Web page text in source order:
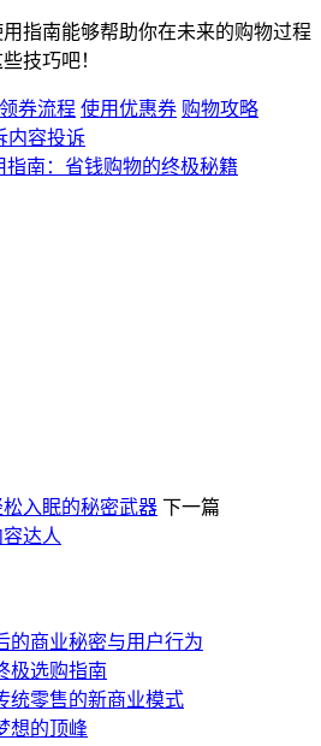
指南能够帮助你在未来的购物过程
技巧吧！
领券流程 使用优惠券 购物攻略
内容投诉
指南：省钱购物的终极秘籍
入眠的秘密武器 下一篇
达人
的商业秘密与用户行为
极选购指南
统零售的新商业模式
想的顶峰